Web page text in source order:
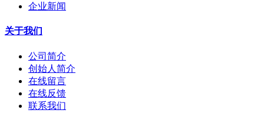
企业新闻
关于我们
公司简介
创始人简介
在线留言
在线反馈
联系我们